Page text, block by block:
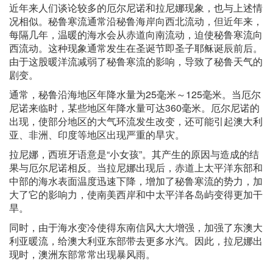
近年来人们谈论较多的厄尔尼诺和拉尼娜现象，也与上述情
况相似。秘鲁寒流通常沿秘鲁海岸向西北流动，但近年来，
每隔几年，温暖的海水会从赤道向南流动，迫使秘鲁寒流向
西流动。这种现象通常发生在圣诞节即圣子耶稣诞辰前后。
由于这股暖洋流减弱了秘鲁寒流的影响，导致了秘鲁天气的
剧变。
通常，秘鲁沿海地区年降水量为25毫米～125毫米。当厄尔
尼诺来临时，某些地区年降水量可达360毫米。厄尔尼诺的
出现，使部分地区的大气环流发生改变，还可能引起澳大利
亚、非洲、印度等地区出现严重的旱灾。
拉尼娜，西班牙语意是“小女孩”。其产生的原因与造成的结
果与厄尔尼诺相反。当拉尼娜出现后，赤道上太平洋东部和
中部的海水表面温度迅速下降，增加了秘鲁寒流的势力，加
大了它的影响力，使南美西岸和中太平洋各岛屿变得更加干
旱。
同时，由于海水变冷使得东南信风大大增强，加强了东澳大
利亚暖流，给澳大利亚东部带去更多水汽。因此，拉尼娜出
现时，澳洲东部常常出现暴风雨。